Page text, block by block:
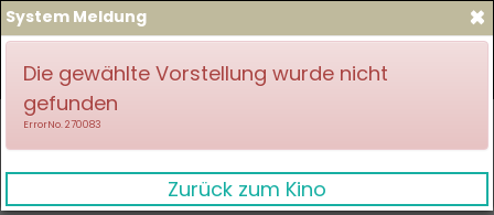
×
System Meldung
Die gewählte Vorstellung wurde nicht
gefunden
ErrorNo. 270083
Zurück zum Kino